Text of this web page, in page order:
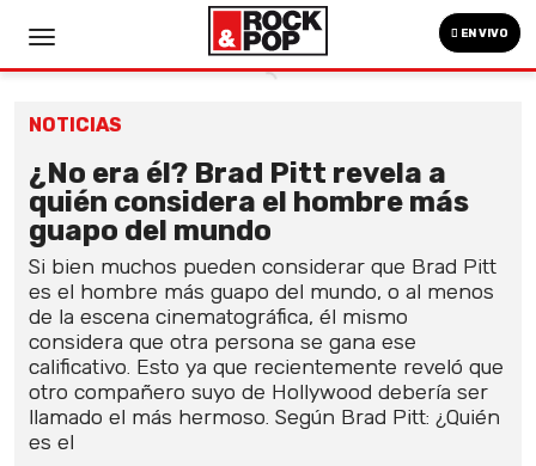
EN VIVO
NOTICIAS
¿No era él? Brad Pitt revela a
quién considera el hombre más
guapo del mundo
Si bien muchos pueden considerar que Brad Pitt
es el hombre más guapo del mundo, o al menos
de la escena cinematográfica, él mismo
considera que otra persona se gana ese
calificativo. Esto ya que recientemente reveló que
otro compañero suyo de Hollywood debería ser
llamado el más hermoso. Según Brad Pitt: ¿Quién
es el